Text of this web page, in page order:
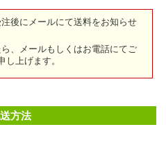
後にメールにて送料をお知らせ
、メールもしくはお電話にてご
し上げます。
方法